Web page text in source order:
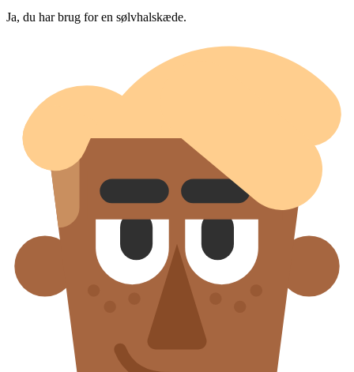
Ja, du har brug for en sølvhalskæde.